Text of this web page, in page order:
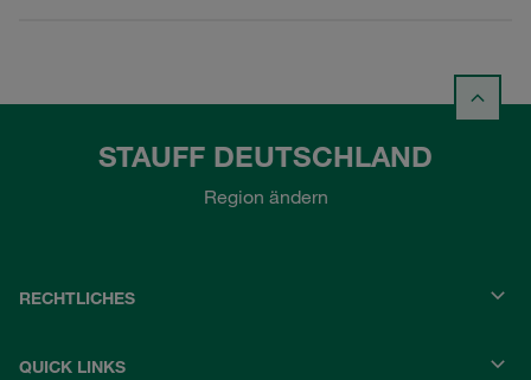
STAUFF DEUTSCHLAND
Region ändern
RECHTLICHES
QUICK LINKS